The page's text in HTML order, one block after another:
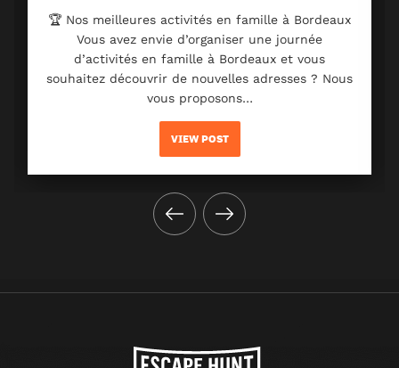
🏆 Nos meilleures activités en famille à Bordeaux
Vous avez envie d’organiser une journée
d’activités en famille à Bordeaux et vous
souhaitez découvrir de nouvelles adresses ? Nous
vous proposons…
VIEW POST